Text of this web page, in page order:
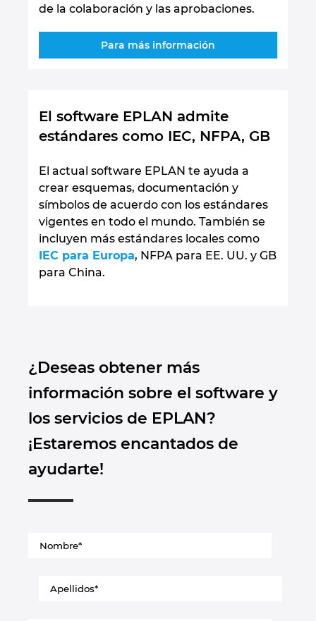
de la colaboración y las aprobaciones.
Para más información
El software EPLAN admite
estándares como IEC, NFPA, GB
El actual software EPLAN te ayuda a
crear esquemas, documentación y
símbolos de acuerdo con los estándares
vigentes en todo el mundo. También se
incluyen más estándares locales como
IEC para Europa, NFPA para EE. UU. y GB
para China.
¿Deseas obtener más
información sobre el software y
los servicios de EPLAN?
¡Estaremos encantados de
ayudarte!